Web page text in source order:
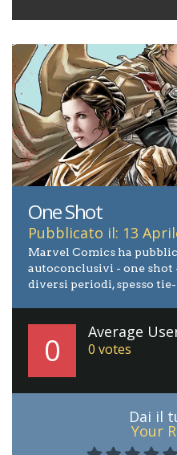
One Shot
Pubblicato il: 13
Marvel Comics ha
autoconclusivi - one
diversi periodi, spesso
0 Average
0 votes
Dai il
Your